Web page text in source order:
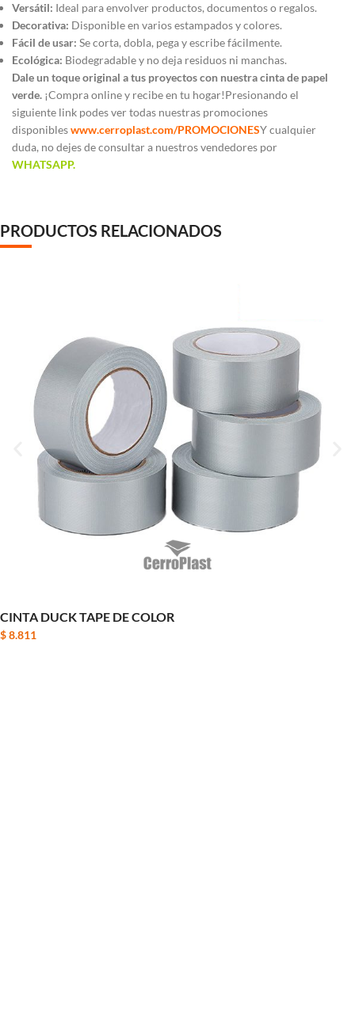
Versátil: Ideal para envolver productos, documentos o regalos.
Decorativa: Disponible en varios estampados y colores.
Fácil de usar: Se corta, dobla, pega y escribe fácilmente.
Ecológica: Biodegradable y no deja residuos ni manchas.
Dale un toque original a tus proyectos con nuestra cinta de papel
verde. ¡Compra online y recibe en tu hogar!Presionando el
siguiente link podes ver todas nuestras promociones
disponibleswww.cerroplast.com/PROMOCIONESY cualquier
duda, no dejes de consultar a nuestros vendedores por
WHATSAPP.
PRODUCTOS RELACIONADOS
CINTA DUCK TAPE DE COLOR
$8.811